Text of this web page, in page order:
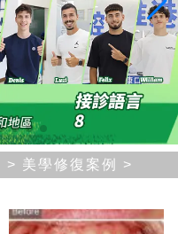
> 美學修復案例 >